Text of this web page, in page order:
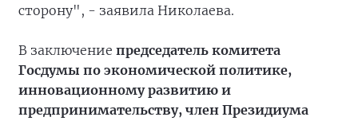
сторону", - заявила Николаева.
В заключение председатель комитета
Госдумы по экономической политике,
инновационному развитию и
предпринимательству, член Президиума